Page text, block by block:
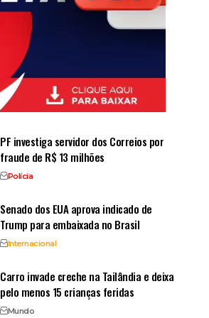
PF investiga servidor dos Correios por
fraude de R$ 13 milhões
Polícia
Senado dos EUA aprova indicado de
Trump para embaixada no Brasil
Internacional
Carro invade creche na Tailândia e deixa
pelo menos 15 crianças feridas
Mundo